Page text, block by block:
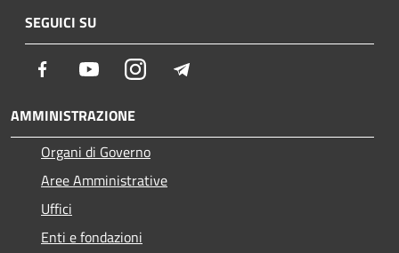
SEGUICI SU
Facebook YoutubeInstagram
AMMINISTRAZIONE
Organi di Governo
Aree Amministrative
Uffici
Enti e fondazioni